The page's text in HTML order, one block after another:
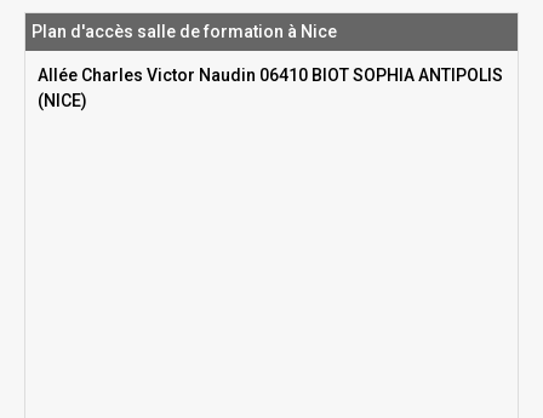
Plan d'accès salle de formation à Nice
Allée Charles Victor Naudin 06410 BIOT SOPHIA ANTIPOLIS
(NICE)